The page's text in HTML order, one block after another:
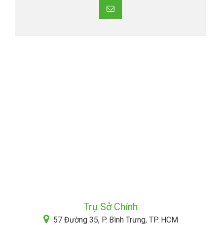
Trụ Sở Chính
57 Đường 35, P. Bình Trưng, TP. HCM